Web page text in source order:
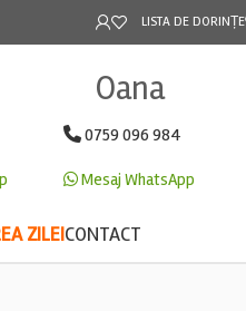
LISTA DE DORINȚE
Oana
0759 096 984
Mesaj WhatsApp
ZILEICONTACT